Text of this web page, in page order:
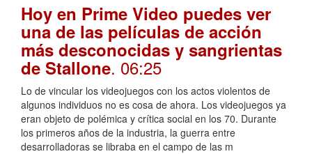
Hoy en Prime Video puedes ver
una de las películas de acción
más desconocidas y sangrientas
de Stallone. 06:25
Lo de vincular los videojuegos con los actos violentos de
algunos individuos no es cosa de ahora. Los videojuegos ya
eran objeto de polémica y crítica social en los 70. Durante
los primeros años de la industria, la guerra entre
desarrolladoras se libraba en el campo de las m